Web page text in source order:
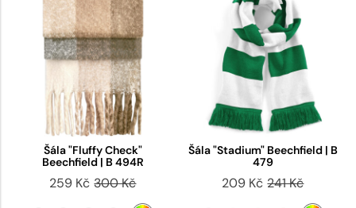
Šála "Fluffy Check"
Beechfield | B 494R
259 Kč 300 Kč
Šála "Stadium" Beechfield | B
479
209 Kč 241 Kč